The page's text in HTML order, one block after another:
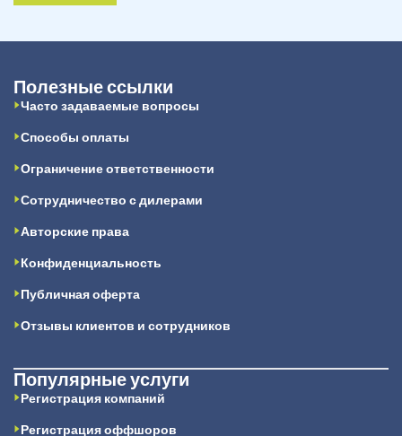
Полезные ссылки
Часто задаваемые вопросы
Способы оплаты
Ограничение ответственности
Сотрудничество с дилерами
Авторские права
Конфиденциальность
Публичная оферта
Отзывы клиентов и сотрудников
Популярные услуги
Регистрация компаний
Регистрация оффшоров